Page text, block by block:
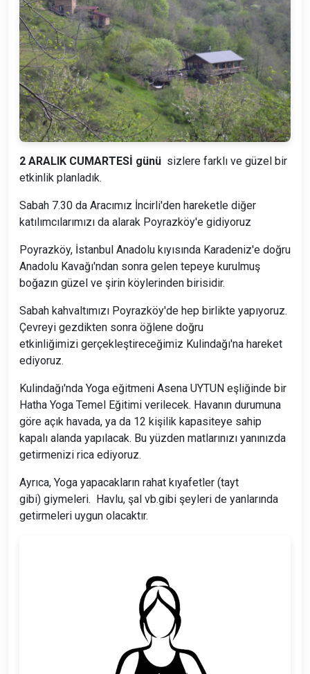
2 ARALIK CUMARTESİ günü sizlere farklı ve güzel bir
etkinlik planladık.
Sabah 7.30 da Aracımız İncirli'den hareketle diğer
katılımcılarımızı da alarak Poyrazköy'e gidiyoruz
Poyrazköy, İstanbul Anadolu kıyısında Karadeniz'e doğru
Anadolu Kavağı'ndan sonra gelen tepeye kurulmuş
boğazın güzel ve şirin köylerinden birisidir.
Sabah kahvaltımızı Poyrazköy'de hep birlikte yapıyoruz.
Çevreyi gezdikten sonra öğlene doğru
etkinliğimizi gerçekleştireceğimiz Kulindağı'na hareket
ediyoruz.
Kulindağı'nda Yoga eğitmeni Asena UYTUN eşliğinde bir
Hatha Yoga Temel Eğitimi verilecek. Havanın durumuna
göre açık havada, ya da 12 kişilik kapasiteye sahip
kapalı alanda yapılacak. Bu yüzden matlarınızı yanınızda
getirmenizi rica ediyoruz.
Ayrıca, Yoga yapacakların rahat kıyafetler (tayt
gibi) giymeleri. Havlu, şal vb.gibi şeyleri de yanlarında
getirmeleri uygun olacaktır.